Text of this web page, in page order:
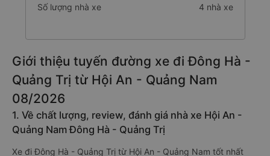
Số lượng nhà xe 4 nhà xe
Giới thiệu tuyến đường xe đi Đông Hà -
Quảng Trị từ Hội An - Quảng Nam
08/2026
1. Về chất lượng, review, đánh giá nhà xe Hội An -
Quảng Nam Đông Hà - Quảng Trị
Xe đi Đông Hà - Quảng Trị từ Hội An - Quảng Nam tốt nhất